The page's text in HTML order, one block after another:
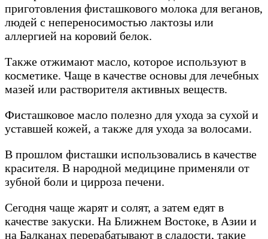
приготовления фисташкового молока для веганов,
людей с непереносимостью лактозы или
аллергией на коровий белок.
Также отжимают масло, которое используют в
косметике. Чаще в качестве основы для лечебных
мазей или растворителя активных веществ.
Фисташковое масло полезно для ухода за сухой и
уставшей кожей, а также для ухода за волосами.
В прошлом фисташки использовались в качестве
красителя. В народной медицине применяли от
зубной боли и цирроза печени.
Сегодня чаще жарят и солят, а затем едят в
качестве закуски. На Ближнем Востоке, в Азии и
на Балканах перерабатывают в сладости, такие